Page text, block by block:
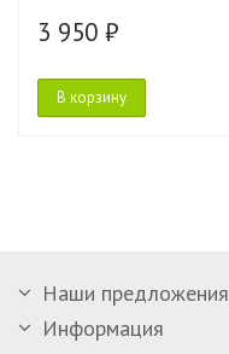
3 950 ₽
В корзину
Наши предложения
Информация